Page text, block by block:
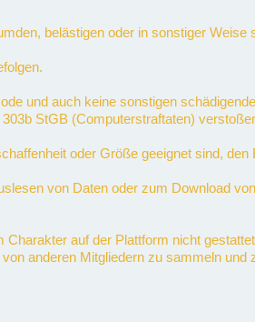
belästigen oder in sonstiger Weise
und auch keine sonstigen
StGB (Computerstraftaten)
oder Größe geeignet sind,
von Daten oder zum Download
auf der Plattform nicht
anderen Mitgliedern zu sammeln